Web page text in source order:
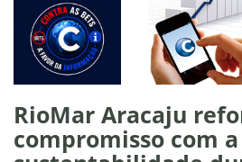
RioMar Aracaju
compromisso com a